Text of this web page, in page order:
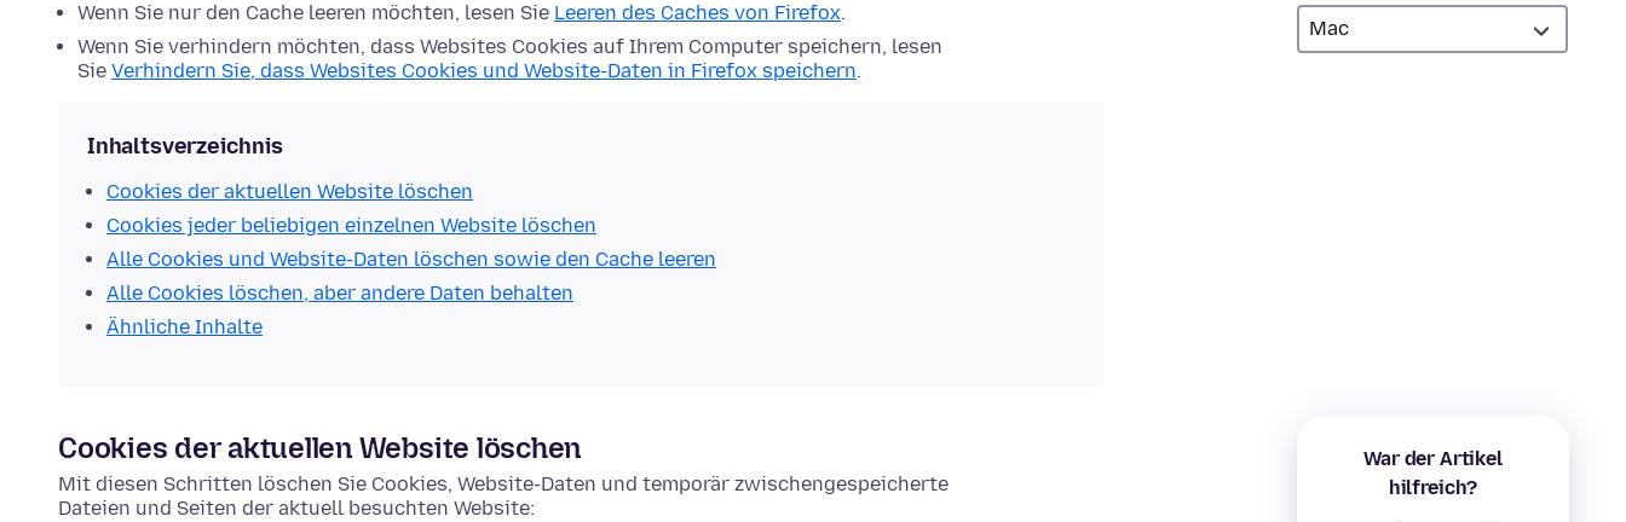
War der Artikel
hilfreich?
Wenn Sie nur den Cache leeren möchten, lesen Sie Leeren des Caches von Firefox.
Wenn Sie verhindern möchten, dass Websites Cookies auf Ihrem Computer speichern, lesen
Sie Verhindern Sie, dass Websites Cookies und Website-Daten in Firefox speichern.
Inhaltsverzeichnis
Cookies der aktuellen Website löschen
Cookies jeder beliebigen einzelnen Website löschen
Alle Cookies und Website-Daten löschen sowie den Cache leeren
Alle Cookies löschen, aber andere Daten behalten
Ähnliche Inhalte
Cookies der aktuellen Website löschen
Mit diesen Schritten löschen Sie Cookies, Website-Daten und temporär zwischengespeicherte
Dateien und Seiten der aktuell besuchten Website: